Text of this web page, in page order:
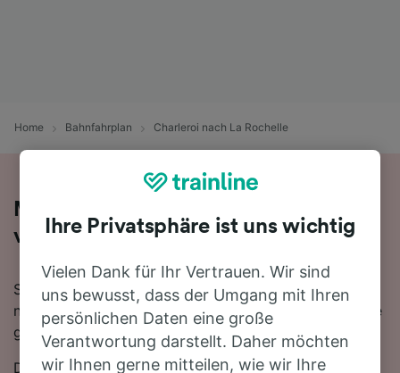
Home Bahnfahrplan Charleroi nach La Rochelle
Mit dem Zug in 7 Stunden 16 Minuten
von Charleroi nach La Rochelle
Sie denken darüber nach, für Ihre Reise von Charleroi
nach La Rochelle den Zug zu nehmen? Bei uns sind Sie
goldrichtig!
Die schnellste Fahrtzeit, um die 628 km von Charleroi
Ihre Privatsphäre ist uns wichtig
Vielen Dank für Ihr Vertrauen. Wir sind
uns bewusst, dass der Umgang mit Ihren
persönlichen Daten eine große
Verantwortung darstellt. Daher möchten
wir Ihnen gerne mitteilen, wie wir Ihre